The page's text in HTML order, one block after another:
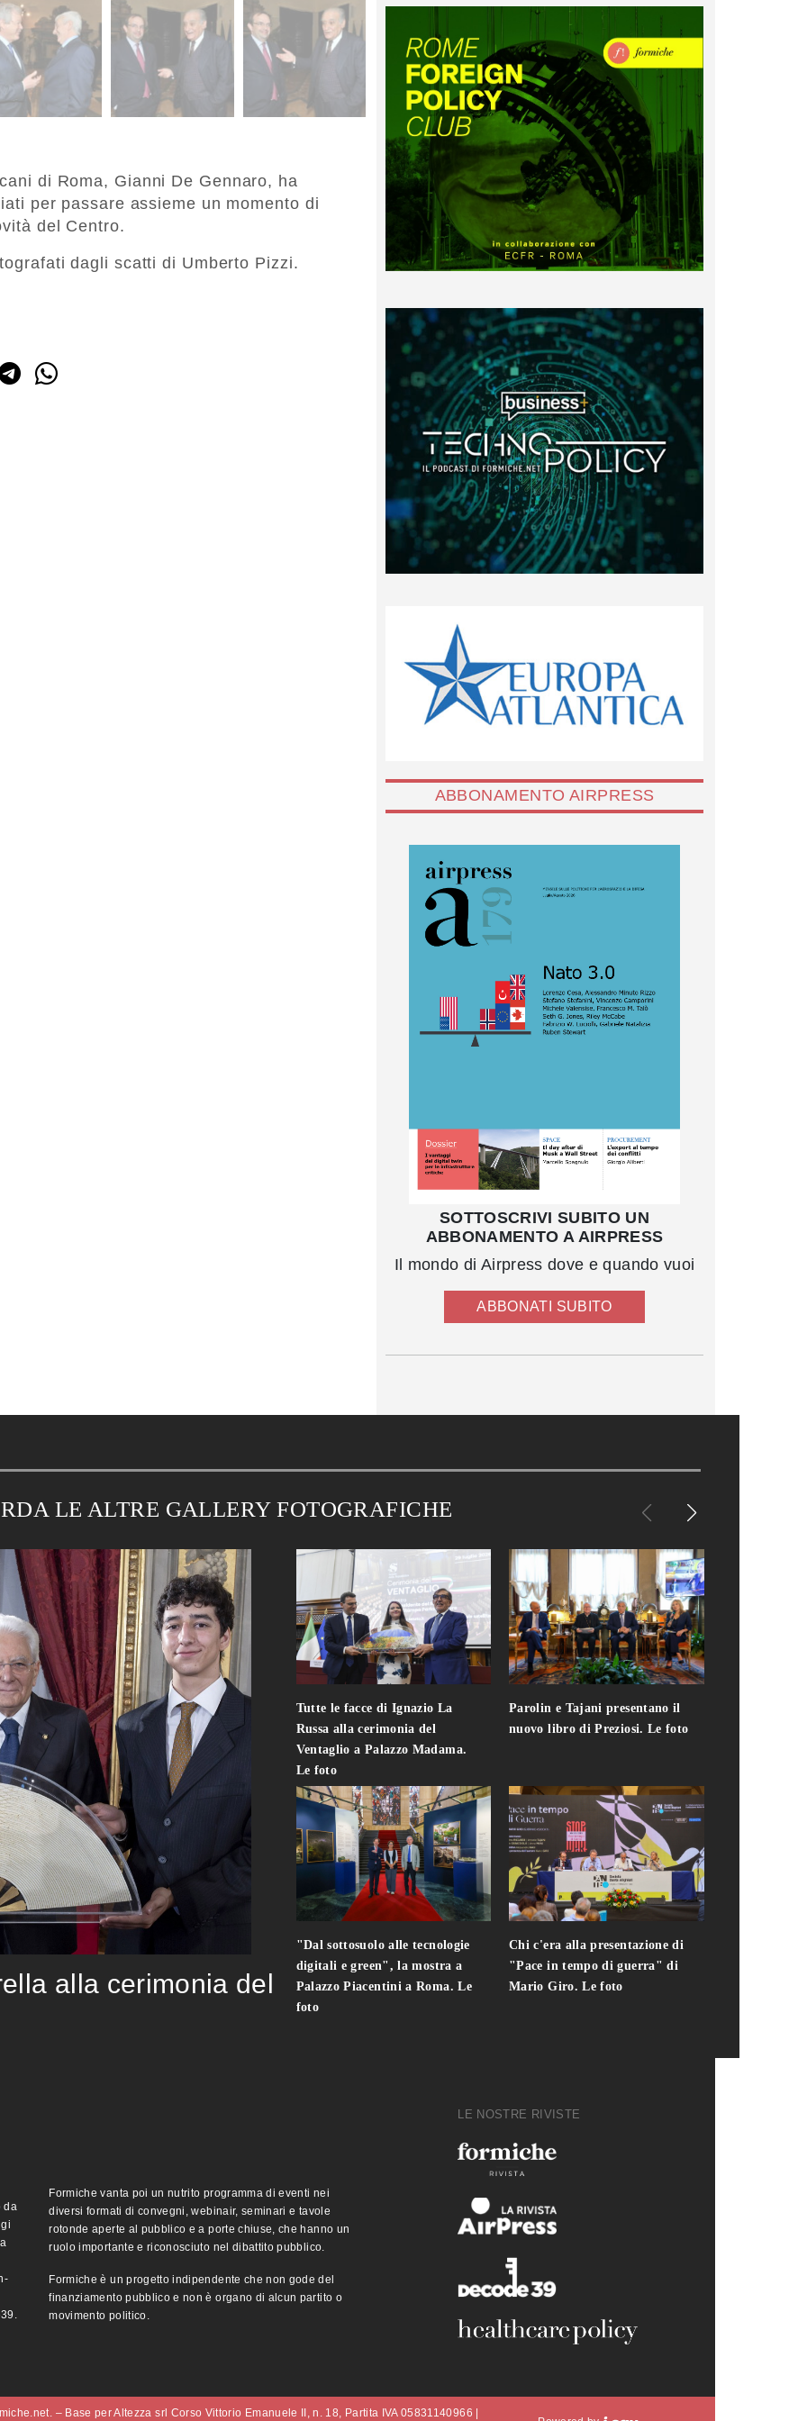
di Roma, Gianni De Gennaro, ha
per passare assieme un momento di
del Centro.
dagli scatti di Umberto Pizzi.
ABBONAMENTO AIRPRESS
SOTTOSCRIVI SUBITO UN
ABBONAMENTO A AIRPRESS
Il mondo di Airpress dove e quando vuoi
ABBONATI SUBITO
LE ALTRE GALLERY FOTOGRAFICHE
alla cerimonia del
Tutte le facce di Ignazio La
Russa alla cerimonia del
Ventaglio a Palazzo Madama.
Le foto
"Dal sottosuolo alle tecnologie
digitali e green", la mostra a
Palazzo Piacentini a Roma. Le
foto
Parolin e Tajani presentano il
nuovo libro di Preziosi. Le foto
Chi c'era alla presentazione di
"Pace in tempo di guerra" di
Mario Giro. Le foto
da
Formiche vanta poi un nutrito programma di eventi nei
diversi formati di convegni, webinair, seminari e tavole
rotonde aperte al pubblico e a porte chiuse, che hanno un
ruolo importante e riconosciuto nel dibattito pubblico.
Formiche è un progetto indipendente che non gode del
finanziamento pubblico e non è organo di alcun partito o
movimento politico.
LE NOSTRE RIVISTE
– Base per Altezza srl Corso Vittorio Emanuele II, n. 18, Partita IVA 05831140966 |